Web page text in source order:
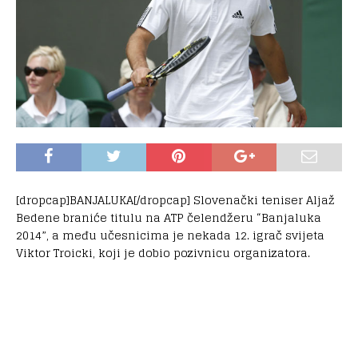
[dropcap]BANJALUKA[/dropcap] Slovenački teniser Aljaž
Bedene braniće titulu na ATP čelendžeru “Banjaluka
2014”, a među učesnicima je nekada 12. igrač svijeta
Viktor Troicki, koji je dobio pozivnicu organizatora.